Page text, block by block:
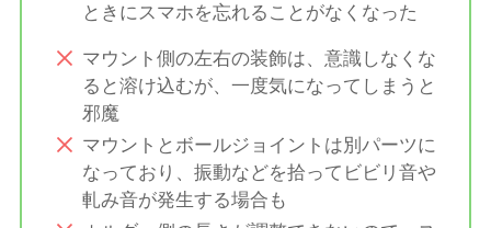
ときにスマホを忘れることがなくなった
マウント側の左右の装飾は、意識しなくな
ると溶け込むが、一度気になってしまうと
邪魔
マウントとボールジョイントは別パーツに
なっており、振動などを拾ってビビリ音や
軋み音が発生する場合も